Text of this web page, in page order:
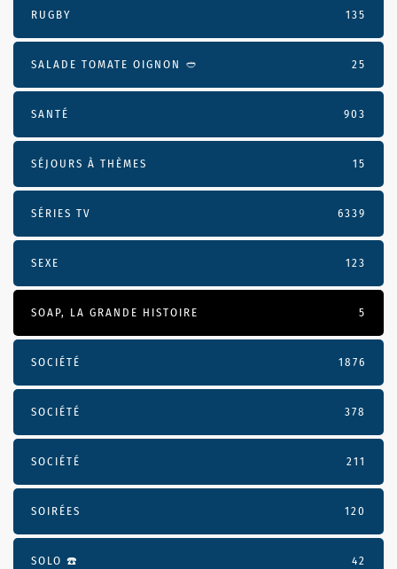
RUGBY 135
SALADE TOMATE OIGNON 🥙 25
SANTÉ 903
SÉJOURS À THÈMES 15
SÉRIES TV 6339
SEXE 123
SOAP, LA GRANDE HISTOIRE 5
SOCIÉTÉ 1876
SOCIÉTÉ 378
SOCIÉTÉ 211
SOIRÉES 120
SOLO ☎️ 42